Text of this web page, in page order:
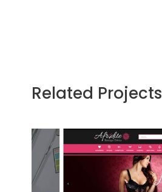
Related Projects